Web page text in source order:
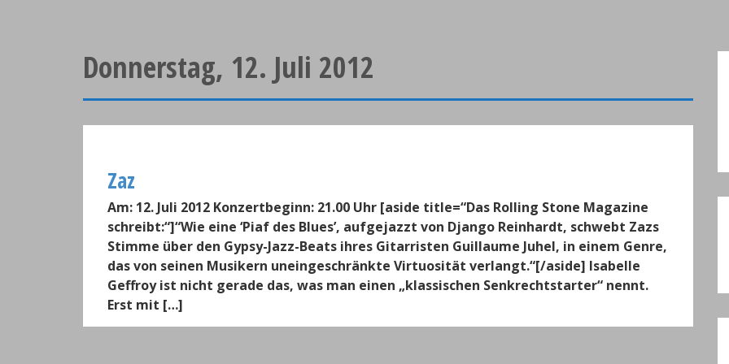
Donnerstag, 12. Juli 2012
Zaz
Am: 12. Juli 2012 Konzertbeginn: 21.00 Uhr [aside title=“Das Rolling Stone Magazine
schreibt:“]“Wie eine ‘Piaf des Blues’, aufgejazzt von Django Reinhardt, schwebt Zazs
Stimme über den Gypsy-Jazz-Beats ihres Gitarristen Guillaume Juhel, in einem Genre,
das von seinen Musikern uneingeschränkte Virtuosität verlangt.“[/aside] Isabelle
Geffroy ist nicht gerade das, was man einen „klassischen Senkrechtstarter“ nennt.
Erst mit […]